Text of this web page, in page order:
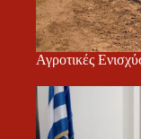
Αγροτικές